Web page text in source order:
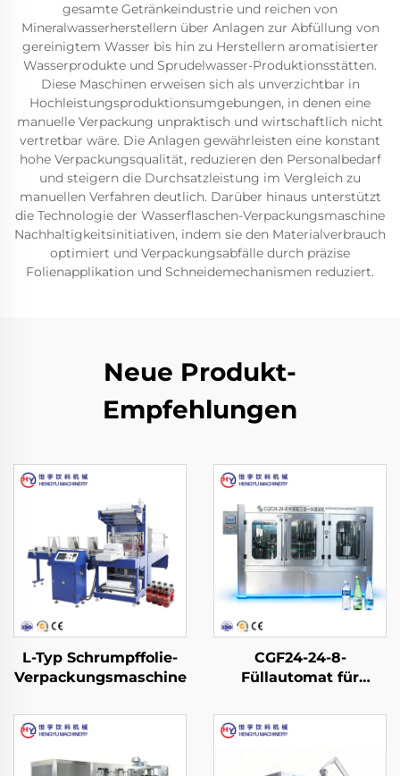
gesamte Getränkeindustrie und reichen von
Mineralwasserherstellern über Anlagen zur Abfüllung von
gereinigtem Wasser bis hin zu Herstellern aromatisierter
Wasserprodukte und Sprudelwasser-Produktionsstätten.
Diese Maschinen erweisen sich als unverzichtbar in
Hochleistungsproduktionsumgebungen, in denen eine
manuelle Verpackung unpraktisch und wirtschaftlich nicht
vertretbar wäre. Die Anlagen gewährleisten eine konstant
hohe Verpackungsqualität, reduzieren den Personalbedarf
und steigern die Durchsatzleistung im Vergleich zu
manuellen Verfahren deutlich. Darüber hinaus unterstützt
die Technologie der Wasserflaschen-Verpackungsmaschine
Nachhaltigkeitsinitiativen, indem sie den Materialverbrauch
optimiert und Verpackungsabfälle durch präzise
Folienapplikation und Schneidemechanismen reduziert.
Neue Produkt-
Empfehlungen
L-Typ Schrumpffolie-
Verpackungsmaschine
CGF24-24-8-
Füllautomat für
Flaschen